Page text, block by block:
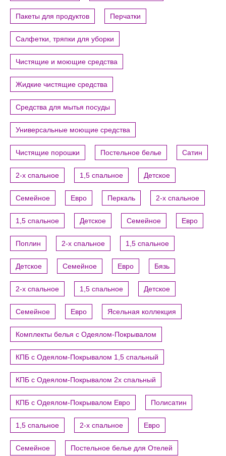
Пакеты для продуктов Перчатки
Салфетки, тряпки для уборки
Чистящие и моющие средства
Жидкие чистящие средства
Средства для мытья посуды
Универсальные моющие средства
Чистящие порошки Постельное белье Сатин
2-х спальное 1,5 спальное Детское
Семейное Евро Перкаль 2-х спальное
1,5 спальное Детское Семейное Евро
Поплин 2-х спальное 1,5 спальное
Детское Семейное Евро Бязь
2-х спальное 1,5 спальное Детское
Семейное Евро Ясельная коллекция
Комплекты белья с Одеялом-Покрывалом
КПБ с Одеялом-Покрывалом 1,5 спальный
КПБ с Одеялом-Покрывалом 2х спальный
КПБ с Одеялом-Покрывалом Евро Полисатин
1,5 спальное 2-х спальное Евро
Семейное Постельное белье для Отелей